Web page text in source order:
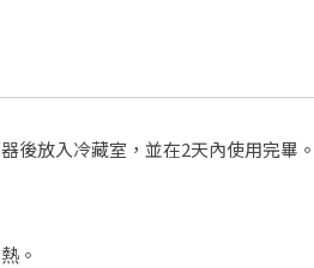
後放入冷藏室，並在2天內使用完畢。
。